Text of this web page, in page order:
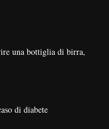
una bottiglia di birra,
di diabete